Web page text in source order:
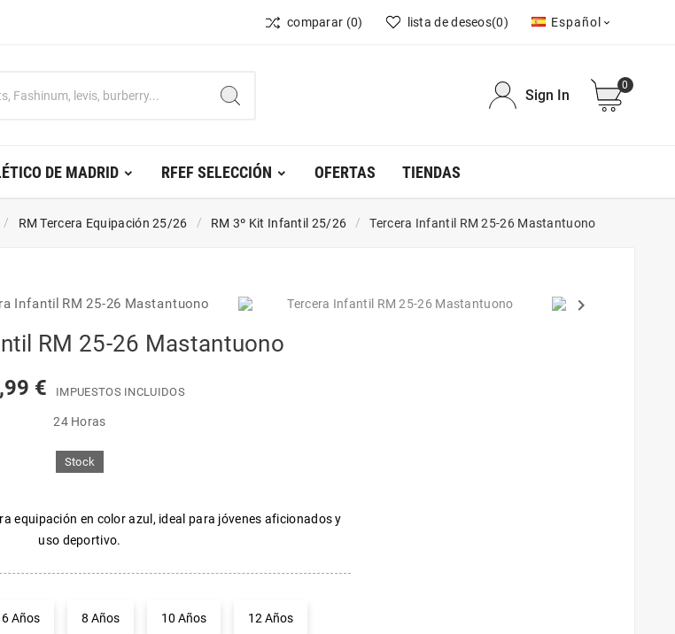
comparar (0) lista de deseos(0) Español 
Sign In
0
DE MADRID RFEF SELECCIÓN OFERTAS TIENDAS
RM Tercera Equipación 25/26 RM 3º Kit Infantil 25/26 Tercera Infantil RM 25-26 Mastantuono
keyboard_arrow_right
RM 25-26 Mastantuono
€ IMPUESTOS INCLUIDOS
24 Horas
Stock
equipación en color azul, ideal para jóvenes aficionados y
uso deportivo.
6 Años 8 Años 10 Años 12 Años